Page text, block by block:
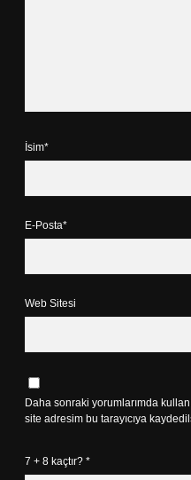
İsim*
E-Posta*
Web Sitesi
Daha sonraki yorumlarımda
site adresim bu tarayıcıya
7 + 8 kaçtır? *